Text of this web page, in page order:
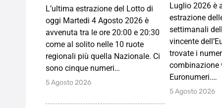
L’ultima estrazione del Lotto di
oggi Martedi 4 Agosto 2026 è
avvenuta tra le ore 20:00 e 20:30
come al solito nelle 10 ruote
regionali più quella Nazionale. Ci
sono cinque numeri…
5 Agosto 2026
Luglio 2026 è
estrazione
settimanali
vincente
trovate i
combinazione
Euronumeri.…
5 Agosto 2026